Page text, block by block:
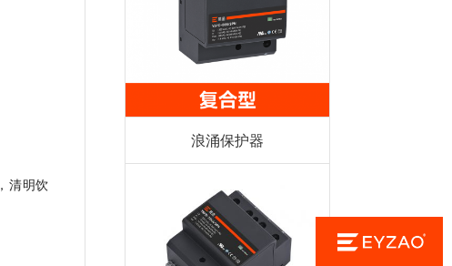
清明饮
浪涌保护器